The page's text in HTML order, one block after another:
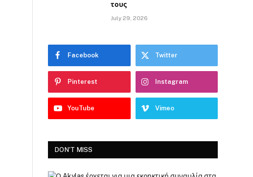
τους
July 29, 2026
Facebook Twitter
Pinterest Instagram
YouTube Vimeo
DON'T MISS